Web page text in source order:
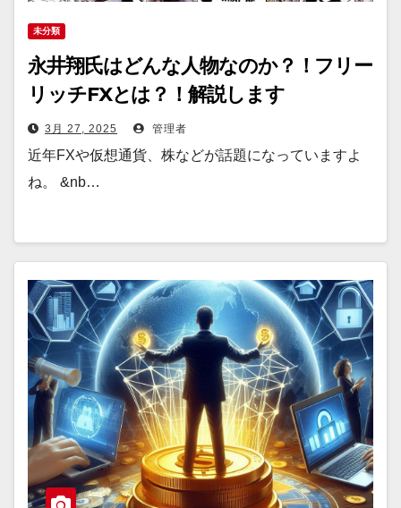
未分類
永井翔氏はどんな人物なのか？！フリー
リッチFXとは？！解説します
3月 27, 2025 管理者
近年FXや仮想通貨、株などが話題になっていますよ
ね。 &nb…